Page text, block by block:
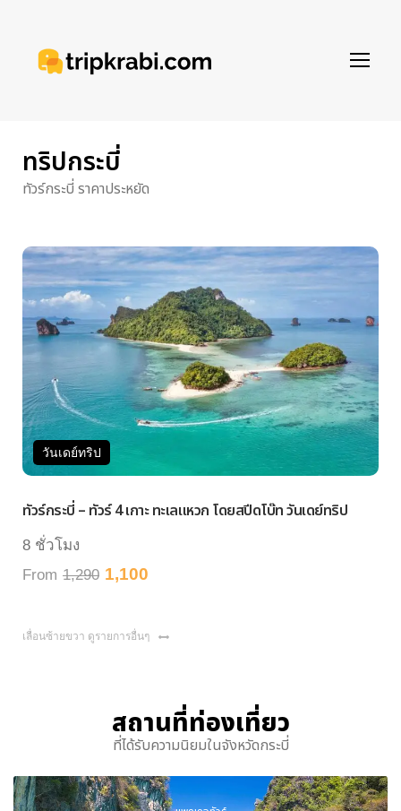
ทริปกระบี่
ทัวร์กระบี่ ราคาประหยัด
วันเดย์ทริป
ทัวร์กระบี่ – ทัวร์ 4 เกาะ ทะเลแหวก โดยสปีดโบ๊ท วันเดย์ทริป
8 ชั่วโมง
From 1,290 1,100
เลื่อนซ้ายขวา ดูรายการอื่นๆ
สถานที่ท่องเที่ยว
ที่ได้รับความนิยมในจังหวัดกระบี่